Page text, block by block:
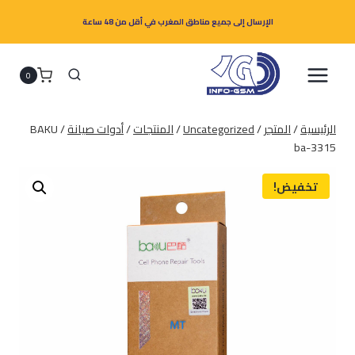
المحتوى
الإرسال إلى جميع مناطق المغرب في أقل من 48 ساعة
0
الرئيسية/المتجر/
Uncategorized
/المنتجات/أدوات صيانة/
BAKU
ba-3315
تخفيض!